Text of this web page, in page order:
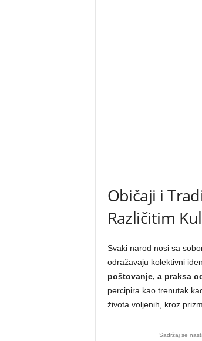
Običaji i
Različitim
Svaki narod nosi sa
odražavaju kolektivni
poštovanje, a praksa
percipira kao trenutak
života voljenih, kroz
Sadržaj se